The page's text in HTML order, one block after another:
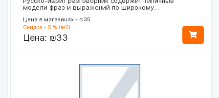
модели фраз и выражений по широкому…
Цена в магазинах - ₪35
Скидка - 5 % (₪2)
Цена: ₪33